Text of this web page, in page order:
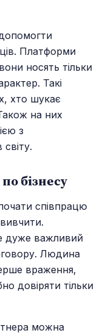
Платформи
носять тільки
Такі
хто шукає
на них
з
бізнесу
співпрацю
дуже важливий
Людина
враження,
довіряти тільки
можна